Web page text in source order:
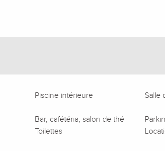
Piscine intérieure Salle
Bar, cafétéria, salon de thé
Toilettes